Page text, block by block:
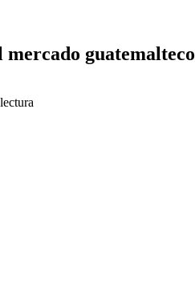
mercado guatemalteco